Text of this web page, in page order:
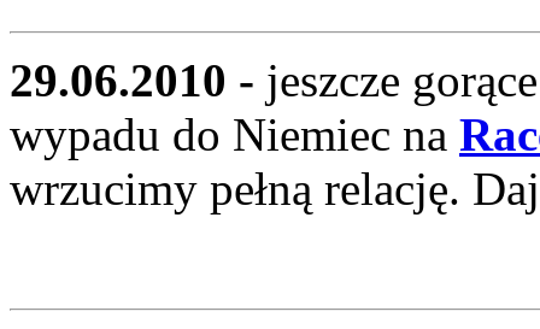
29.06.2010 - jeszcze
wypadu do Niemiec na
wrzucimy pełną relację.